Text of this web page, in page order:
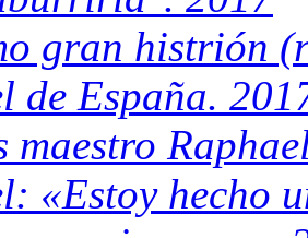
gran histrión
de España.
maestro
«Estoy hecho